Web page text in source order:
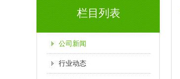
栏目列表
公司新闻
行业动态